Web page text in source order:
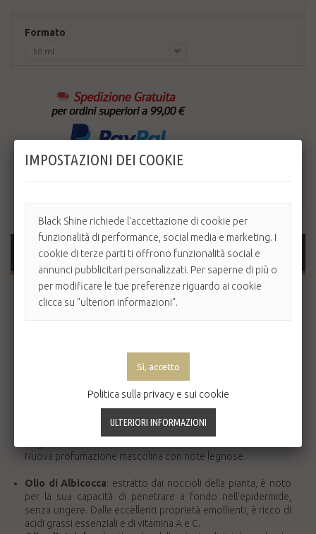
Formato
50 ml
MAGGIORI INFORMAZIONI
La Dr K Soap Company, con sede a Cork, produce i migliori
saponi naturali e prodotti specifici per la rasatura e per la
del petrolio e non sono testati su animali.
DR K BEARD TONIC WOODLAND
barba nutrita, sana e morbida, grazie ai suoi ingredienti di
Nuova profumazione mascolina con note legnose.
Olio di Albicocca: estratto dai noccioli della pianta, è noto
per la sua capacità di penetrare a fondo nell'epidermide,
senza ungere. Dalle eccellenti proprietà emollienti, è ricco di
acidi grassi essenziali e di vitamina A e C.
IMPOSTAZIONI DEI COOKIE
Black Shine richiede l'accettazione di cookie per
funzionalità di performance, social media e marketing. I
cookie di terze parti ti offrono funzionalità social e
annunci pubblicitari personalizzati. Per saperne di più o
per modificare le tue preferenze riguardo ai cookie
clicca su "ulteriori informazioni".
Politica sulla privacy e sui cookie